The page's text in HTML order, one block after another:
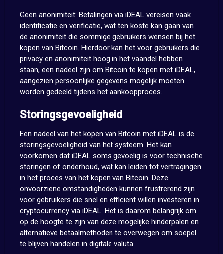
Geen anonimiteit: Betalingen via iDEAL vereisen vaak
identificatie en verificatie, wat ten koste kan gaan van
de anonimiteit die sommige gebruikers wensen bij het
kopen van Bitcoin. Hierdoor kan het voor gebruikers die
privacy en anonimiteit hoog in het vaandel hebben
staan, een nadeel zijn om Bitcoin te kopen met iDEAL,
aangezien persoonlijke gegevens mogelijk moeten
worden gedeeld tijdens het aankoopproces.
Storingsgevoeligheid
Een nadeel van het kopen van Bitcoin met iDEAL is de
storingsgevoeligheid van het systeem. Het kan
voorkomen dat iDEAL soms gevoelig is voor technische
storingen of onderhoud, wat kan leiden tot vertragingen
in het proces van het kopen van Bitcoin. Deze
onvoorziene omstandigheden kunnen frustrerend zijn
voor gebruikers die snel en efficiënt willen investeren in
cryptocurrency via iDEAL. Het is daarom belangrijk om
op de hoogte te zijn van deze mogelijke hinderpalen en
alternatieve betaalmethoden te overwegen om soepel
te blijven handelen in digitale valuta.